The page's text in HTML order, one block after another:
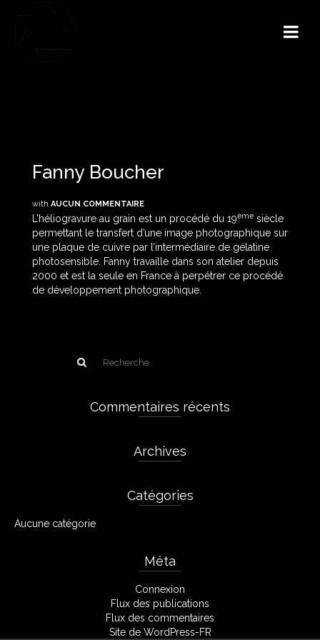
Fanny Boucher
with AUCUN COMMENTAIRE
L’héliogravure au grain est un procédé du 19ème siècle
permettant le transfert d’une image photographique sur
une plaque de cuivre par l’intermédiaire de gélatine
photosensible. Fanny travaille dans son atelier depuis
2000 et est la seule en France à perpétrer ce procédé
de développement photographique.
Commentaires récents
Archives
Catégories
Aucune catégorie
Méta
Connexion
Flux des publications
Flux des commentaires
Site de WordPress-FR